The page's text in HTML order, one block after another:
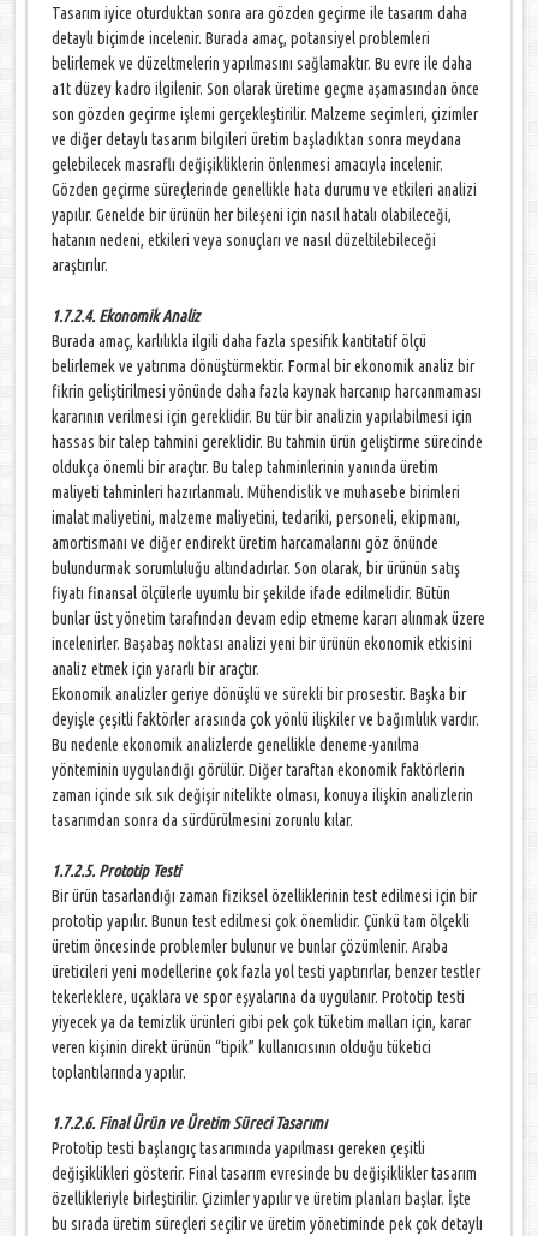
Tasarım iyice oturduktan sonra ara gözden geçirme ile tasarım daha
detaylı biçimde incelenir. Burada amaç, potansiyel problemleri
belirlemek ve düzeltmelerin yapılmasını sağlamaktır. Bu evre ile daha
a1t düzey kadro ilgilenir. Son olarak üretime geçme aşamasından önce
son gözden geçirme işlemi gerçekleştirilir. Malzeme seçimleri, çizimler
ve diğer detaylı tasarım bilgileri üretim başladıktan sonra meydana
gelebilecek masraflı değişikliklerin önlenmesi amacıyla incelenir.
Gözden geçirme süreçlerinde genellikle hata durumu ve etkileri analizi
yapılır. Genelde bir ürünün her bileşeni için nasıl hatalı olabileceği,
hatanın nedeni, etkileri veya sonuçları ve nasıl düzeltilebileceği
araştırılır.
1.7.2.4. Ekonomik Analiz
Burada amaç, karlılıkla ilgili daha fazla spesifık kantitatif ölçü
belirlemek ve yatırıma dönüştürmektir. Formal bir ekonomik analiz bir
fikrin geliştirilmesi yönünde daha fazla kaynak harcanıp harcanmaması
kararının verilmesi için gereklidir. Bu tür bir analizin yapılabilmesi için
hassas bir talep tahmini gereklidir. Bu tahmin ürün geliştirme sürecinde
oldukça önemli bir araçtır. Bu talep tahminlerinin yanında üretim
maliyeti tahminleri hazırlanmalı. Mühendislik ve muhasebe birimleri
imalat maliyetini, malzeme maliyetini, tedariki, personeli, ekipmanı,
amortismanı ve diğer endirekt üretim harcamalarını göz önünde
bulundurmak sorumluluğu altındadırlar. Son olarak, bir ürünün satış
fiyatı finansal ölçülerle uyumlu bir şekilde ifade edilmelidir. Bütün
bunlar üst yönetim tarafından devam edip etmeme kararı alınmak üzere
incelenirler. Başabaş noktası analizi yeni bir ürünün ekonomik etkisini
analiz etmek için yararlı bir araçtır.
Ekonomik analizler geriye dönüşlü ve sürekli bir prosestir. Başka bir
deyişle çeşitli faktörler arasında çok yönlü ilişkiler ve bağımlılık vardır.
Bu nedenle ekonomik analizlerde genellikle deneme-yanılma
yönteminin uygulandığı görülür. Diğer taraftan ekonomik faktörlerin
zaman içinde sık sık değişir nitelikte olması, konuya ilişkin analizlerin
tasarımdan sonra da sürdürülmesini zorunlu kılar.
1.7.2.5. Prototip Testi
Bir ürün tasarlandığı zaman fiziksel özelliklerinin test edilmesi için bir
prototip yapılır. Bunun test edilmesi çok önemlidir. Çünkü tam ölçekli
üretim öncesinde problemler bulunur ve bunlar çözümlenir. Araba
üreticileri yeni modellerine çok fazla yol testi yaptırırlar, benzer testler
tekerleklere, uçaklara ve spor eşyalarına da uygulanır. Prototip testi
yiyecek ya da temizlik ürünleri gibi pek çok tüketim malları için, karar
veren kişinin direkt ürünün “tipik” kullanıcısının olduğu tüketici
toplantılarında yapılır.
1.7.2.6. Final Ürün ve Üretim Süreci Tasarımı
Prototip testi başlangıç tasarımında yapılması gereken çeşitli
değişiklikleri gösterir. Final tasarım evresinde bu değişiklikler tasarım
özellikleriyle birleştirilir. Çizimler yapılır ve üretim planları başlar. İşte
bu sırada üretim süreçleri seçilir ve üretim yönetiminde pek çok detaylı